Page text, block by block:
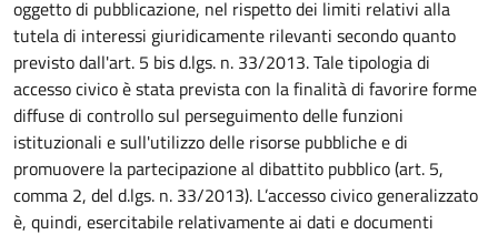
oggetto di pubblicazione, nel rispetto dei limiti relativi alla
tutela di interessi giuridicamente rilevanti secondo quanto
previsto dall'art. 5 bis d.lgs. n. 33/2013. Tale tipologia di
accesso civico è stata prevista con la finalità di favorire forme
diffuse di controllo sul perseguimento delle funzioni
istituzionali e sull'utilizzo delle risorse pubbliche e di
promuovere la partecipazione al dibattito pubblico (art. 5,
comma 2, del d.lgs. n. 33/2013). L’accesso civico generalizzato
è, quindi, esercitabile relativamente ai dati e documenti